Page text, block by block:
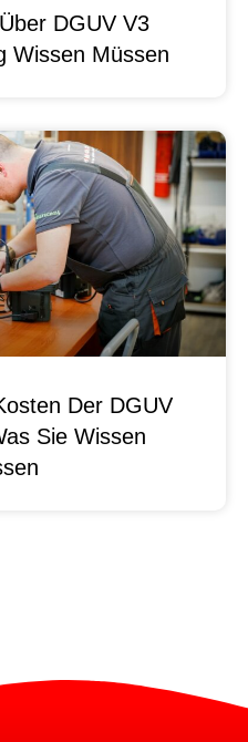
DGUV V3
Wissen Müssen
Der DGUV
Sie Wissen